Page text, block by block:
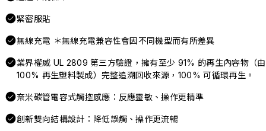
緊密服貼
無線充電 ＊無線充電兼容性會因不同機型而有所差異
業界權威 UL 2809 第三方驗證，擁有至少 91% 的再生內容物（由
100% 再生塑料製成）完整追溯回收來源，100% 可循環再生。
奈米碳管電容式觸控感應：反應靈敏、操作更精準
創新雙向結構設計：降低誤觸、操作更流暢